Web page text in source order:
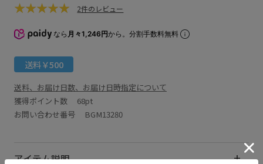
2件のレビュー
なら 月々1,246円から。分割手数料無料
送料￥500
送料、お届け日数、お届け日時指定について
獲得ポイント数 68pt
お問い合わせ番号 BGM13280
アイテム説明